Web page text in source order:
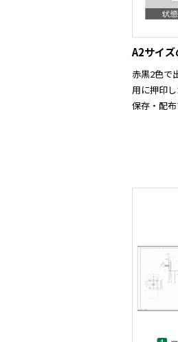
A2サイ
赤黒2色で
用に押印
保存・配布